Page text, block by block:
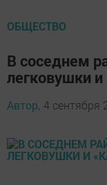
ОБЩЕСТВО
В соседнем
легковушки
Автор, 4 сентября